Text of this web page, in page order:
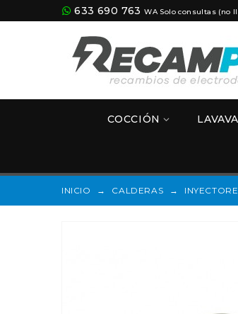
633 690 763 WA Solo consultas (no
COCCIÓN
INICIO → CALDERAS →